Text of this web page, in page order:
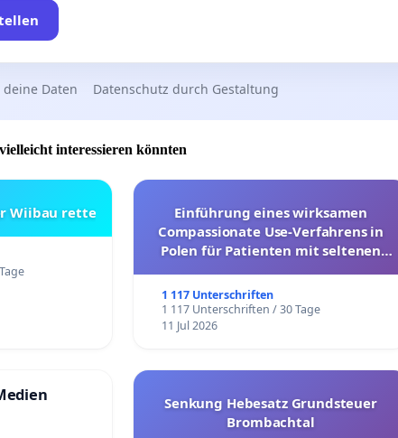
Daten Datenschutz durch Gestaltung
interessieren könnten
Wiibau rette
Einführung eines wirksamen
Compassionate Use-Verfahrens in
Polen für Patienten mit seltenen
1 117 Unterschriften
1 117 Unterschriften / 30 Tage
11 Jul 2026
Senkung Hebesatz Grundsteuer
Brombachtal